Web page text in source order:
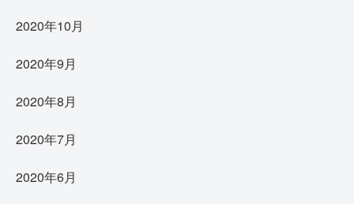
2020年10月
2020年9月
2020年8月
2020年7月
2020年6月